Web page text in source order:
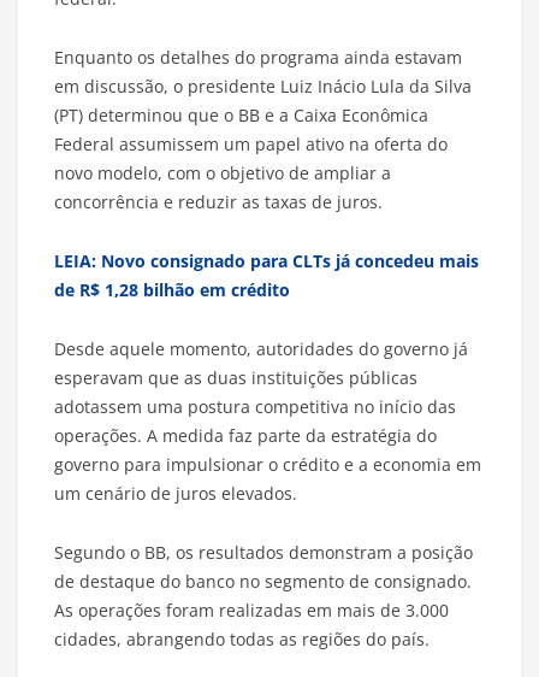
Enquanto os detalhes do programa ainda estavam
em discussão, o presidente Luiz Inácio Lula da Silva
(PT) determinou que o BB e a Caixa Econômica
Federal assumissem um papel ativo na oferta do
novo modelo, com o objetivo de ampliar a
concorrência e reduzir as taxas de juros.
LEIA: Novo consignado para CLTs já concedeu mais
de R$ 1,28 bilhão em crédito
Desde aquele momento, autoridades do governo já
esperavam que as duas instituições públicas
adotassem uma postura competitiva no início das
operações. A medida faz parte da estratégia do
governo para impulsionar o crédito e a economia em
um cenário de juros elevados.
Segundo o BB, os resultados demonstram a posição
de destaque do banco no segmento de consignado.
As operações foram realizadas em mais de 3.000
cidades, abrangendo todas as regiões do país.